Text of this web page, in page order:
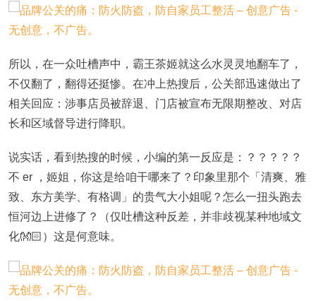
所以，在一众吐槽声中，霸王茶姬就这么水灵灵地翻车了，
不仅翻了，翻得还挺惨。在冲上热搜后，公关部迅速做出了
相关回应：涉事店员被辞退、门店被宣布无限期整改、对店
长和区域督导进行降职。
说实话，看到热搜的时候，小编的第一反应是：？？？？？
不 er ，姬姐，你这是给咱干哪来了？印象里那个「清爽、雅
致、东方美学、有格调」的贵气大小姐呢？怎么一扭头跑去
恒河边上进修了？（仅吐槽这种反差，并非歧视某种地域文
化👐🏻）这是何意味。